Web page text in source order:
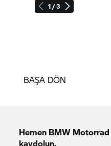
1 / 3
BAŞA DÖN
Hemen BMW Motorrad
kaydolun.